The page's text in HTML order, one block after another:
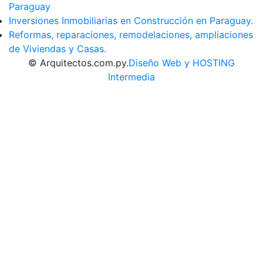
Paraguay
Inversiones Inmobiliarias en Construcción en Paraguay.
Reformas, reparaciones, remodelaciones, ampliaciones
de Viviendas y Casas.
© Arquitectos.com.py.Diseño Web y HOSTING
Intermedia